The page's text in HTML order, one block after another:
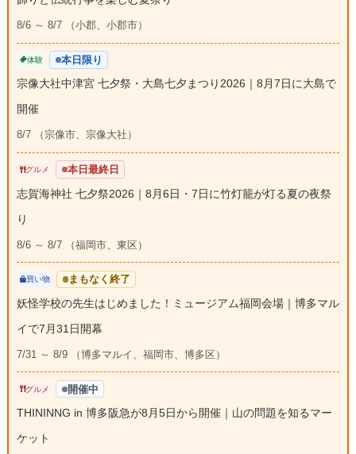
8/6 ～ 8/7 （小郡、小郡市）
体験 本日限り
宗像大社中津宮 七夕祭・大島七夕まつり2026｜8月7日に大島で
開催
8/7 （宗像市、宗像大社）
グルメ 本日最終日
志賀海神社 七夕祭2026｜8月6日・7日に竹灯籠が灯る夏の夜祭
り
8/6 ～ 8/7 （福岡市、東区）
買い物 まもなく終了
妖怪学校の先生はじめました！ミュージアム福岡会場｜博多マル
イで7月31日開幕
7/31 ～ 8/9 （博多マルイ、福岡市、博多区）
グルメ 開催中
THININNG in 博多阪急が8月5日から開催｜山の問題を知るマー
ケット